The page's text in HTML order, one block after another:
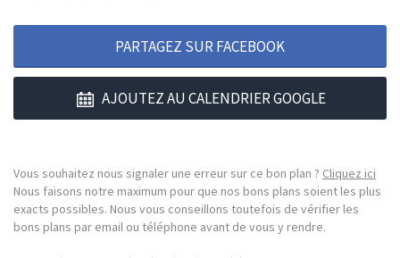
PARTAGEZ SUR FACEBOOK
AJOUTEZ AU CALENDRIER GOOGLE
Vous souhaitez nous signaler une erreur sur ce bon plan ? Cliquez ici
Nous faisons notre maximum pour que nos bons plans soient les plus
exacts possibles. Nous vous conseillons toutefois de vérifier les
bons plans par email ou téléphone avant de vous y rendre.